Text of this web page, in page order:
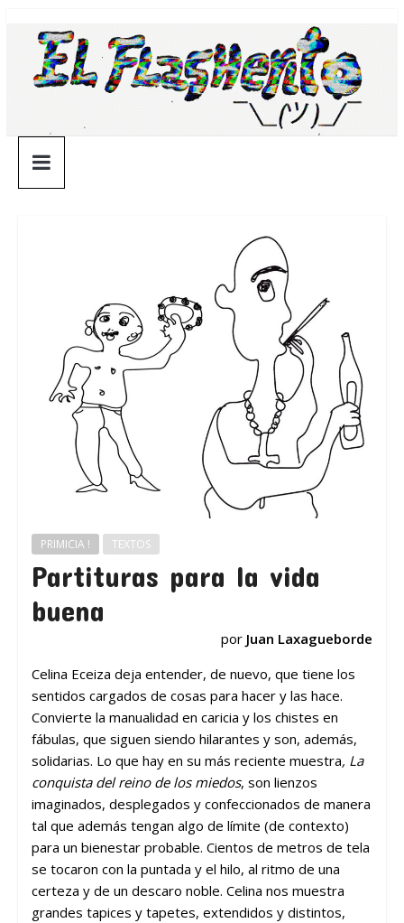
contenido
¯\_(ツ)_/
¯
PRIMICIA ! TEXTOS
Partituras para la vida
buena
por Juan Laxagueborde
Celina Eceiza deja entender, de nuevo, que tiene los
sentidos cargados de cosas para hacer y las hace.
Convierte la manualidad en caricia y los chistes en
fábulas, que siguen siendo hilarantes y son, además,
solidarias. Lo que hay en su más reciente muestra, La
conquista del reino de los miedos, son lienzos
imaginados, desplegados y confeccionados de manera
tal que además tengan algo de límite (de contexto)
para un bienestar probable. Cientos de metros de tela
se tocaron con la puntada y el hilo, al ritmo de una
certeza y de un descaro noble. Celina nos muestra
grandes tapices y tapetes, extendidos y distintos,